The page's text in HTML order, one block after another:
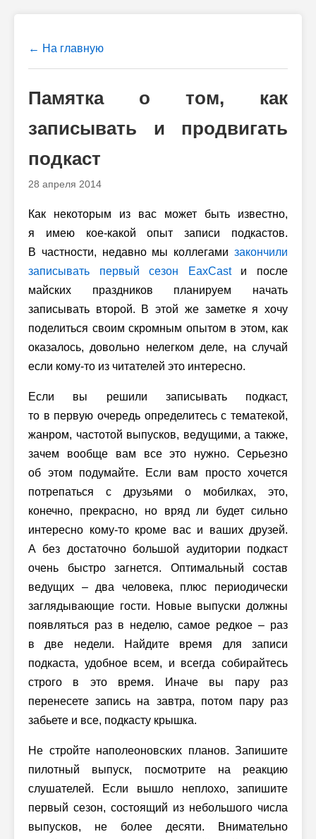
← На главную
Памятка о том, как
записывать и продвигать
подкаст
28 апреля 2014
Как некоторым из вас может быть известно,
я имею кое-какой опыт записи подкастов.
В частности, недавно мы коллегами закончили
записывать первый сезон EaxCastи после
майских праздников планируем начать
записывать второй. В этой же заметке я хочу
поделиться своим скромным опытом в этом, как
оказалось, довольно нелегком деле, на случай
если кому-то из читателей это интересно.
Если вы решили записывать подкаст,
то в первую очередь определитесь с тематекой,
жанром, частотой выпусков, ведущими, а также,
зачем вообще вам все это нужно. Серьезно
об этом подумайте. Если вам просто хочется
потрепаться с друзьями о мобилках, это,
конечно, прекрасно, но вряд ли будет сильно
интересно кому-то кроме вас и ваших друзей.
А без достаточно большой аудитории подкаст
очень быстро загнется. Оптимальный состав
ведущих – два человека, плюс периодически
заглядывающие гости. Новые выпуски должны
появляться раз в неделю, самое редкое – раз
в две недели. Найдите время для записи
подкаста, удобное всем, и всегда собирайтесь
строго в это время. Иначе вы пару раз
перенесете запись на завтра, потом пару раз
забьете и все, подкасту крышка.
Не стройте наполеоновских планов. Запишите
пилотный выпуск, посмотрите на реакцию
слушателей. Если вышло неплохо, запишите
первый сезон, состоящий из небольшого числа
выпусков, не более десяти. Внимательно